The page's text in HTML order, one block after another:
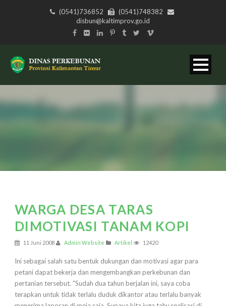
(0541)736852
(0541)748382
disbun@kaltimprov.go.id
WARGA DESA TARAS
DIMOTIVASI TANAM KOPI
11 Juni 2008 Admin Website Artikel 12420
Ini sebagai salah satu bentuk dukungan dan motivasi agar para
petani dapat bekerja dan mengembangkan perkebunan dan
pertanian tersebut. "Sudah dua tahun berjalan ini, saya coba
terapkan untuk tidak terlalu duduk dikantor atau terlalu banyak